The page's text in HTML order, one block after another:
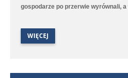
gospodarze po przerwie wyrównali,
Trans II Stare Oborzyska. Hat
Jan Marciniak.
WIĘCEJ